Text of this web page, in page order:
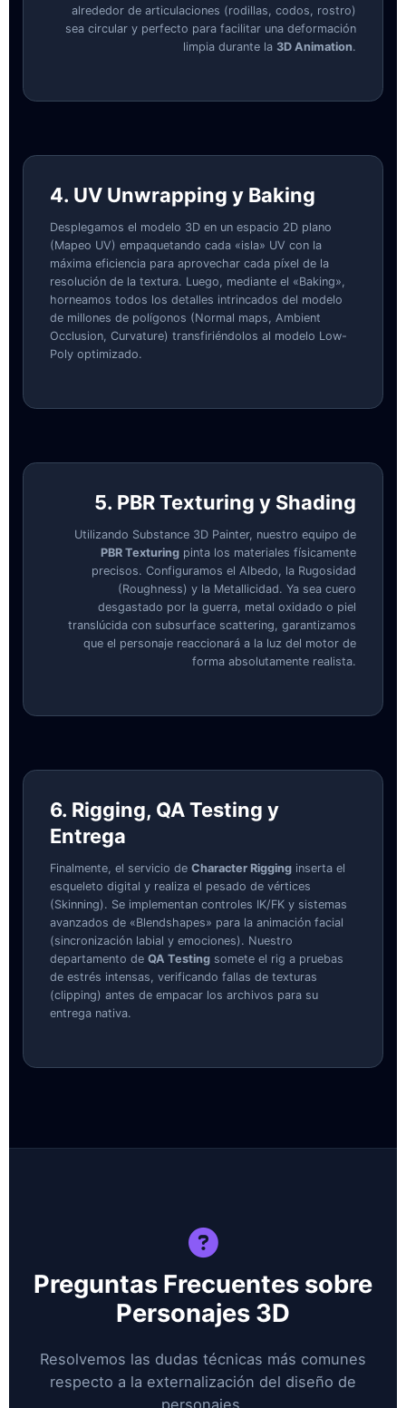
alrededor de articulaciones (rodillas, codos, rostro)
sea circular y perfecto para facilitar una deformación
limpia durante la 3D Animation.
4. UV Unwrapping y Baking
Desplegamos el modelo 3D en un espacio 2D plano
(Mapeo UV) empaquetando cada «isla» UV con la
máxima eficiencia para aprovechar cada píxel de la
resolución de la textura. Luego, mediante el «Baking»,
horneamos todos los detalles intrincados del modelo
de millones de polígonos (Normal maps, Ambient
Occlusion, Curvature) transfiriéndolos al modelo Low-
Poly optimizado.
5. PBR Texturing y Shading
Utilizando Substance 3D Painter, nuestro equipo de
PBR Texturing pinta los materiales físicamente
precisos. Configuramos el Albedo, la Rugosidad
(Roughness) y la Metallicidad. Ya sea cuero
desgastado por la guerra, metal oxidado o piel
translúcida con subsurface scattering, garantizamos
que el personaje reaccionará a la luz del motor de
forma absolutamente realista.
6. Rigging, QA Testing y
Entrega
Finalmente, el servicio de Character Rigginginserta el
esqueleto digital y realiza el pesado de vértices
(Skinning). Se implementan controles IK/FK y sistemas
avanzados de «Blendshapes» para la animación facial
(sincronización labial y emociones). Nuestro
departamento de QA Testingsomete el rig a pruebas
de estrés intensas, verificando fallas de texturas
(clipping) antes de empacar los archivos para su
entrega nativa.
Preguntas Frecuentes sobre
Personajes 3D
Resolvemos las dudas técnicas más comunes
respecto a la externalización del diseño de
personajes.